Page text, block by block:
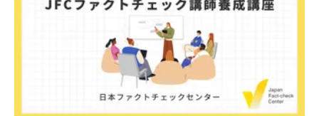
いうリンクをクリックするよう誘導している。 本文には、
警視庁の住所（東京都千代田区霞が関2-1-1）も書かれてい